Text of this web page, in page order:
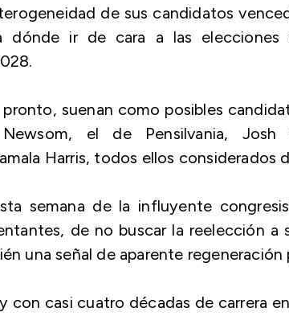
de sus candidatos
dónde ir de cara a las
suenan como posibles
Newsom, el de Pensilvania,
Harris, todos ellos considerados
semana de la influyente
de no buscar la reelección a
una señal de aparente regeneración
con casi cuatro décadas de carrera